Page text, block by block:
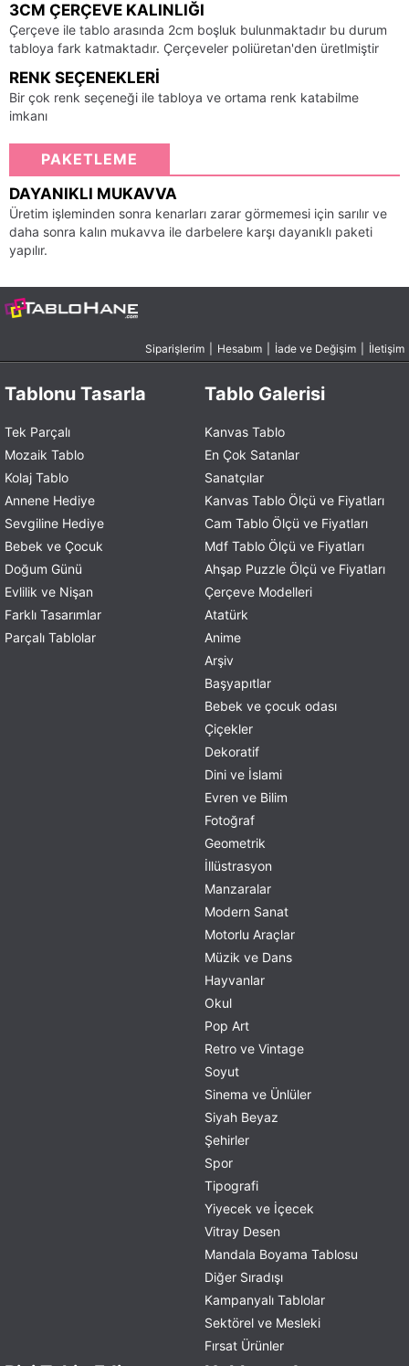
3CM ÇERÇEVE KALINLIĞI
Çerçeve ile tablo arasında 2cm boşluk bulunmaktadır bu durum
tabloya fark katmaktadır. Çerçeveler poliüretan'den üretlmiştir
RENK SEÇENEKLERI
Bir çok renk seçeneği ile tabloya ve ortama renk katabilme
imkanı
PAKETLEME
DAYANIKLI MUKAVVA
Üretim işleminden sonra kenarları zarar görmemesi için sarılır ve
daha sonra kalın mukavva ile darbelere karşı dayanıklı paketi
yapılır.
Siparişlerim Hesabım İade ve Değişim İletişim
Tablonu Tasarla
Tek Parçalı
Mozaik Tablo
Kolaj Tablo
Annene Hediye
Sevgiline Hediye
Bebek ve Çocuk
Doğum Günü
Evlilik ve Nişan
Farklı Tasarımlar
Parçalı Tablolar
Tablo Galerisi
Kanvas Tablo
En Çok Satanlar
Sanatçılar
Kanvas Tablo Ölçü ve Fiyatları
Cam Tablo Ölçü ve Fiyatları
Mdf Tablo Ölçü ve Fiyatları
Ahşap Puzzle Ölçü ve Fiyatları
Çerçeve Modelleri
Atatürk
Anime
Arşiv
Başyapıtlar
Bebek ve çocuk odası
Çiçekler
Dekoratif
Dini ve İslami
Evren ve Bilim
Fotoğraf
Geometrik
İllüstrasyon
Manzaralar
Modern Sanat
Motorlu Araçlar
Müzik ve Dans
Hayvanlar
Okul
Pop Art
Retro ve Vintage
Soyut
Sinema ve Ünlüler
Siyah Beyaz
Şehirler
Spor
Tipografi
Yiyecek ve İçecek
Vitray Desen
Mandala Boyama Tablosu
Diğer Sıradışı
Kampanyalı Tablolar
Sektörel ve Mesleki
Fırsat Ürünler